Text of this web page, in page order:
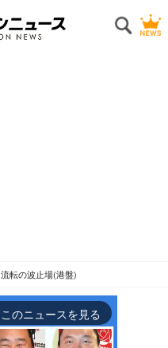
流転の波止場(港盤)
このニュースを見る